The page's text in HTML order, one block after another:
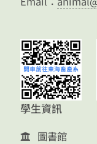
學生資訊
圖書館